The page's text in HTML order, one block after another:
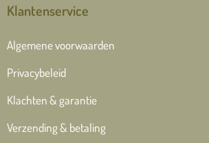
Klantenservice
Algemene voorwaarden
Privacybeleid
Klachten & garantie
Verzending & betaling